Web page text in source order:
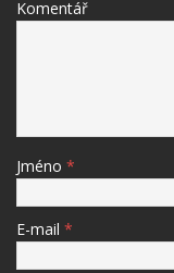
Komentář
Jméno *
E-mail *